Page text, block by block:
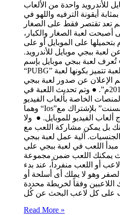
للأندرويد واحدة من الألعاب
بمثابة أيقونة الترفيه واللهو في
تعد تقتصر فقط على الصغار
لعبة الصغار والكبار،
على الموبايل أو على
لعبة ببجي موبايل للأندرويد.
تُعرف لعبة ببجي موبايل بإسم
“PUBG” بلاير أنونز باتل غراوند، وهى لعبة تتميز بكونها لعبة
الإعلان عن صدور لعبة ببجي
موبايل بتاريخ”23 مارس 2017م”. ● وتم تحديث اللعبة في
من المنصات الخاصة بألعاب الفيديو
وهما “Ios”و” أندرويد” من قِبل شركة “تينسنت” بلإشتراك مع
الفيديو للموبايل. ● ولا
بل يمكن مشاركة اللعب مع
آلية عمل لعبة ببجي
مبدأ اللعب في لعبة ببجي على
يمكنك اللعب ضمن مجموعة
مكونة من 4 لاعبين أو 100 لاعب أو اللعب منفرداً، عند بدء
وهو لا يملك أى أسلحة أو
اللاعبين وفقاً لخريطة محددة
Read More »